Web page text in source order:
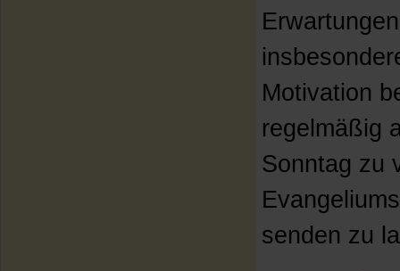
Motivation
regelmäßig
Sonntag zu
senden zu